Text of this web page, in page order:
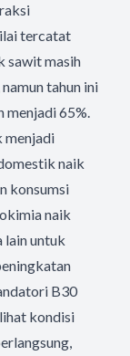
tercatat
sawit masih
tahun ini
menjadi 65%.
menjadi
naik
konsumsi
naik
lain untuk
B30
kondisi